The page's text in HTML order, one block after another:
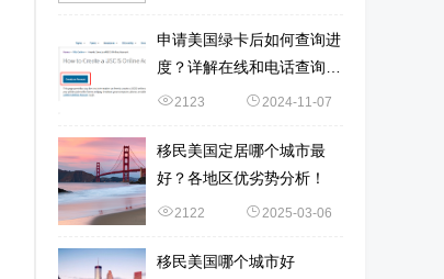
申请美国绿卡后如何查询进
度？详解在线和电话查询流
程2123 2024-11-07
移民美国定居哪个城市最
好？各地区优劣势分析！
2122 2025-03-06
移民美国哪个城市好